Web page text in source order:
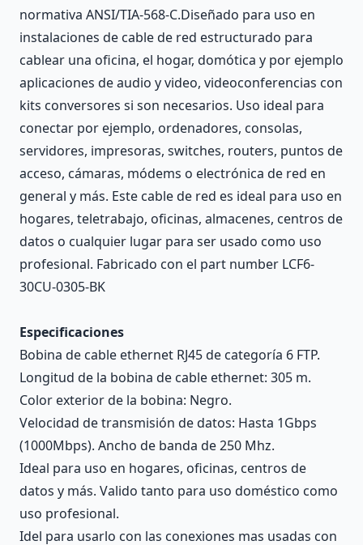
normativa ANSI/TIA-568-C.Diseñado para uso en
instalaciones de cable de red estructurado para
cablear una oficina, el hogar, domótica y por ejemplo
aplicaciones de audio y video, videoconferencias con
kits conversores si son necesarios. Uso ideal para
conectar por ejemplo, ordenadores, consolas,
servidores, impresoras, switches, routers, puntos de
acceso, cámaras, módems o electrónica de red en
general y más. Este cable de red es ideal para uso en
hogares, teletrabajo, oficinas, almacenes, centros de
datos o cualquier lugar para ser usado como uso
profesional. Fabricado con el part number LCF6-
30CU-0305-BK
Especificaciones
Bobina de cable ethernet RJ45 de categoría 6 FTP.
Longitud de la bobina de cable ethernet: 305 m.
Color exterior de la bobina: Negro.
Velocidad de transmisión de datos: Hasta 1Gbps
(1000Mbps). Ancho de banda de 250 Mhz.
Ideal para uso en hogares, oficinas, centros de
datos y más. Valido tanto para uso doméstico como
uso profesional.
Idel para usarlo con las conexiones mas usadas con